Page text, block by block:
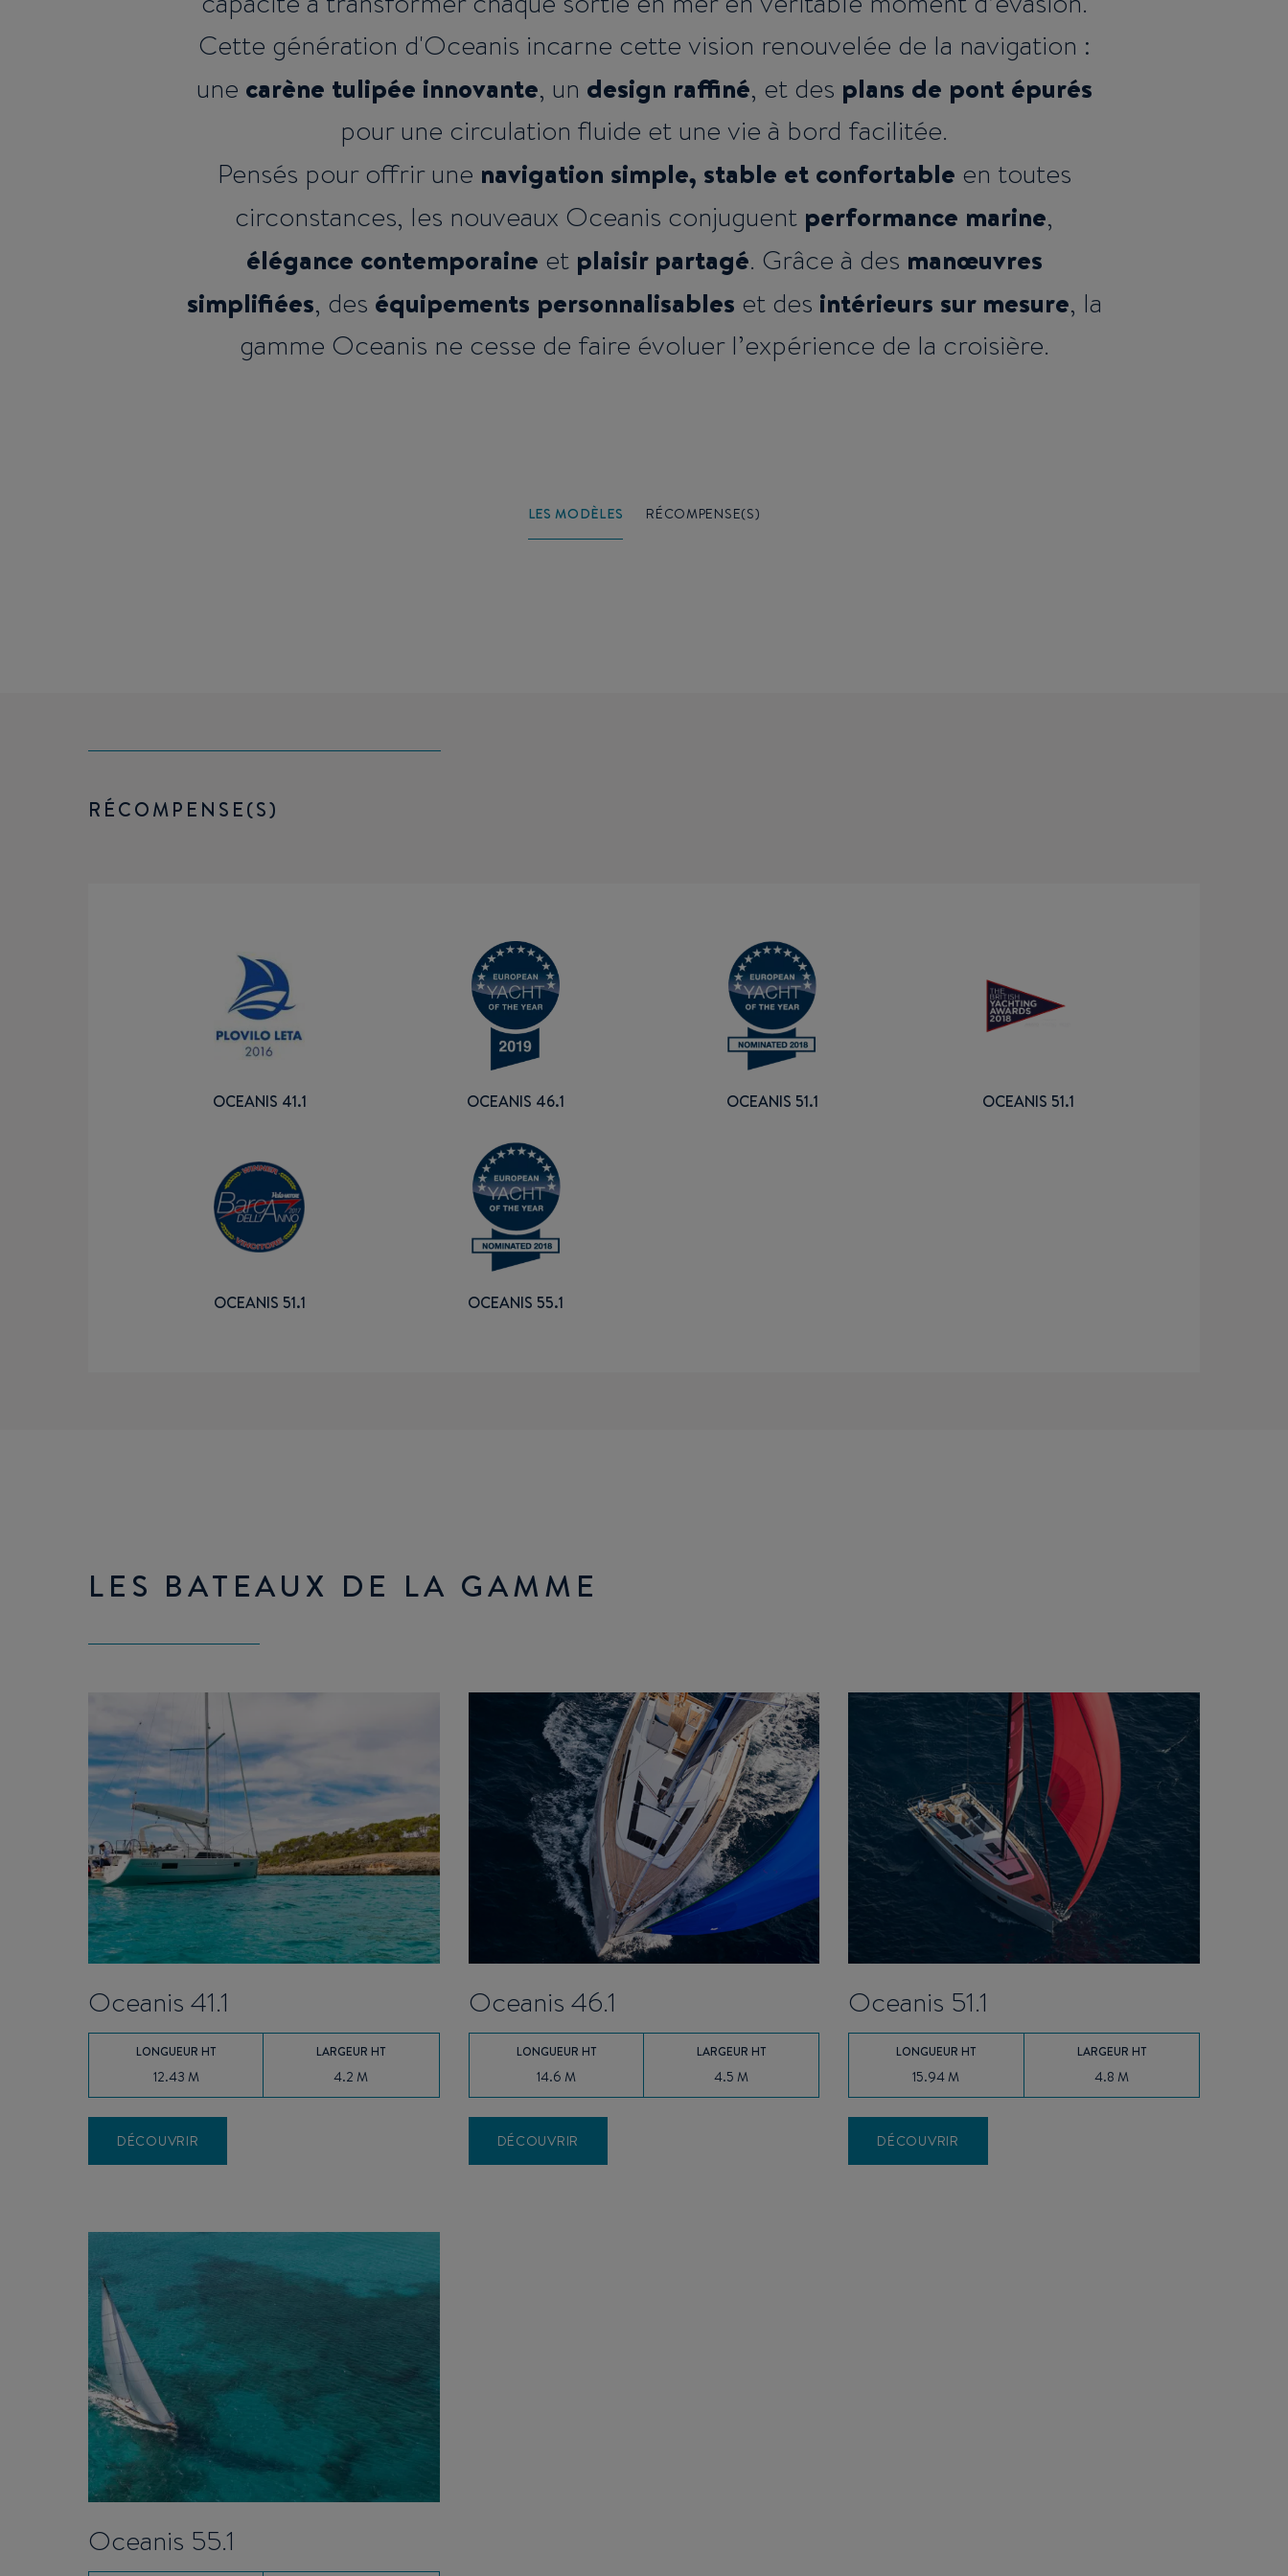
Cette génération d'Oceanis incarne cette vision renouvelée de la navigation :
une carène tulipée innovante, un design raffiné, et des plans de pont épurés
pour une circulation fluide et une vie à bord facilitée.
Pensés pour offrir une navigation simple, stable et confortable en toutes
circonstances, les nouveaux Oceanis conjuguent performance marine,
élégance contemporaine et plaisir partagé. Grâce à des manœuvres
simplifiées, des équipements personnalisables et des intérieurs sur mesure, la
gamme Oceanis ne cesse de faire évoluer l’expérience de la croisière.
LES MODÈLES RÉCOMPENSE(S)
RÉCOMPENSE(S)
OCEANIS 41.1 OCEANIS 46.1 OCEANIS 51.1 OCEANIS 51.1
OCEANIS 51.1 OCEANIS 55.1
LES BATEAUX DE LA GAMME
Oceanis 41.1
LONGUEUR HT
12.43 M
LARGEUR HT
4.2 M
DÉCOUVRIR
Oceanis 46.1
LONGUEUR HT
14.6 M
LARGEUR HT
4.5 M
DÉCOUVRIR
Oceanis 51.1
LONGUEUR HT
15.94 M
LARGEUR HT
4.8 M
DÉCOUVRIR
Oceanis 55.1